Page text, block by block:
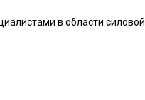
в области силовой